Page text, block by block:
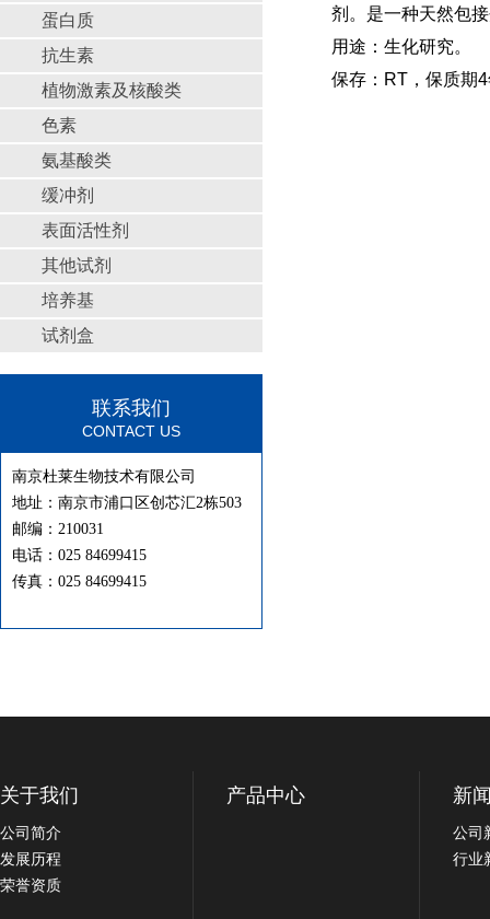
蛋白质
抗生素
植物激素及核酸类
色素
氨基酸类
缓冲剂
表面活性剂
其他试剂
培养基
试剂盒
联系我们
CONTACT US
南京杜莱生物技术有限公司
地址：南京市浦口区创芯汇2栋503
邮编：210031
电话：025 84699415
传真：025 84699415
剂。是一种天然包
用途：生化研究。
保存：RT，保质期
关于我们
公司简介
发展历程
荣誉资质
产品中心 新
公司
行业